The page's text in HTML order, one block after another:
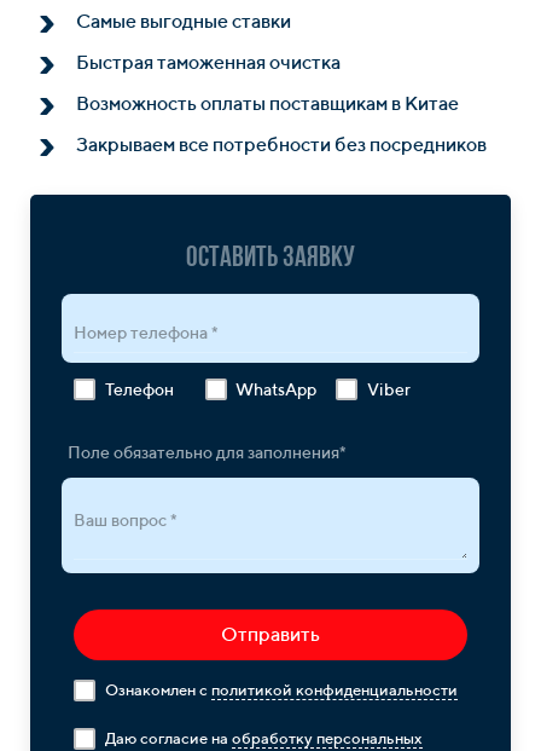
Самые выгодные ставки
Быстрая таможенная очистка
Возможность оплаты поставщикам в Китае
Закрываем все потребности без посредников
Оставить заявку
Номер телефона *
Телефон WhatsApp Viber
Поле обязательно для заполнения*
Ваш вопрос *
Отправить
Ознакомлен с политикой конфиденциальности
Даю согласие на обработку персональных